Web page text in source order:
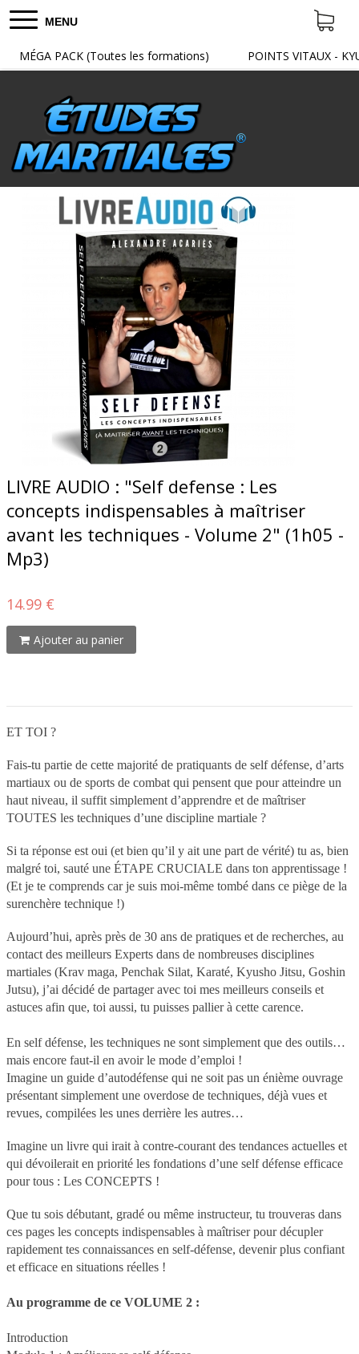
MENU
MÉGA PACK (Toutes les formations) POINTS VITAUX -
LIVRE AUDIO : "Self defense : Les
concepts indispensables à maîtriser
avant les techniques - Volume 2" (1h05 -
Mp3)
14.99 €
Ajouter au panier
ET TOI ?
Fais-tu partie de cette majorité de pratiquants de self défense, d’arts
martiaux ou de sports de combat qui pensent que pour atteindre un
haut niveau, il suffit simplement d’apprendre et de maîtriser
TOUTES les techniques d’une discipline martiale ?
Si ta réponse est oui (et bien qu’il y ait une part de vérité) tu as, bien
malgré toi, sauté une ÉTAPE CRUCIALE dans ton apprentissage !
(Et je te comprends car je suis moi-même tombé dans ce piège de la
surenchère technique !)
Aujourd’hui, après près de 30 ans de pratiques et de recherches, au
contact des meilleurs Experts dans de nombreuses disciplines
martiales (Krav maga, Penchak Silat, Karaté, Kyusho Jitsu, Goshin
Jutsu), j’ai décidé de partager avec toi mes meilleurs conseils et
astuces afin que, toi aussi, tu puisses pallier à cette carence.
En self défense, les techniques ne sont simplement que des outils…
mais encore faut-il en avoir le mode d’emploi !
Imagine un guide d’autodéfense qui ne soit pas un énième ouvrage
présentant simplement une overdose de techniques, déjà vues et
revues, compilées les unes derrière les autres…
Imagine un livre qui irait à contre-courant des tendances actuelles et
qui dévoilerait en priorité les fondations d’une self défense efficace
pour tous : Les CONCEPTS !
Que tu sois débutant, gradé ou même instructeur, tu trouveras dans
ces pages les concepts indispensables à maîtriser pour décupler
rapidement tes connaissances en self-défense, devenir plus confiant
et efficace en situations réelles !
Au programme de ce VOLUME 2 :
Introduction